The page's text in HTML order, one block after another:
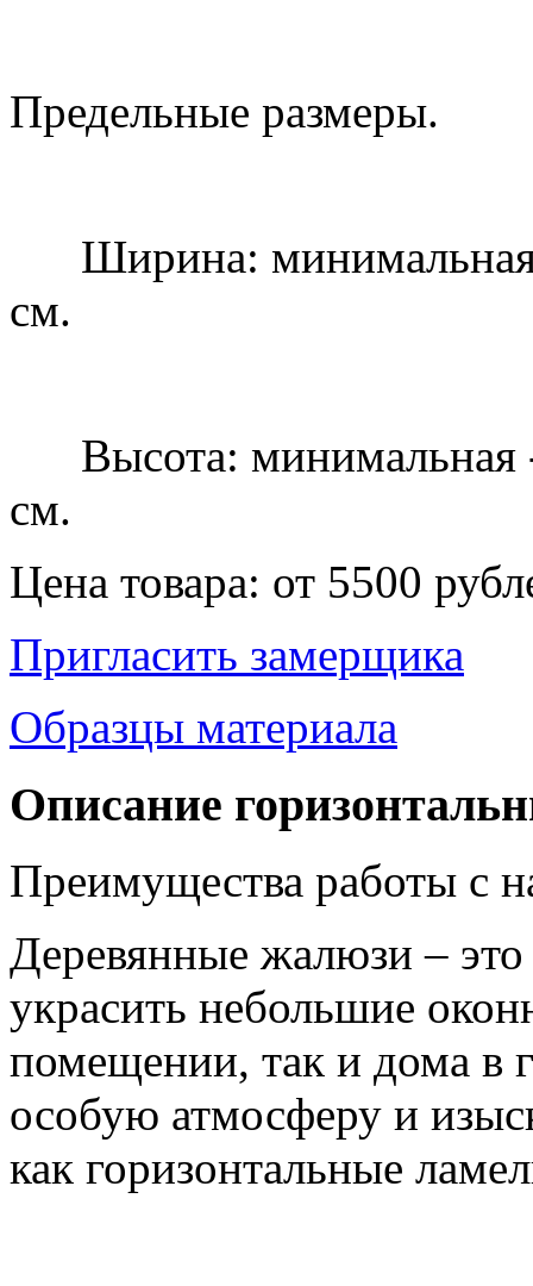
Предельные размеры.
Ширина: минимальная
см.
Высота: минимальная -
см.
Цена товара: от 5500
Пригласить замерщика
Образцы материала
Описание
Преимущества работы с
Деревянные жалюзи –
украсить небольшие
помещении, так и дома в
особую атмосферу и
как горизонтальные